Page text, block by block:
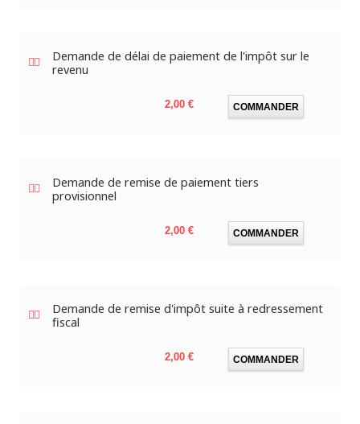
Demande de délai de paiement de l'impôt sur le
revenu
Prix
2,00 € COMMANDER
Demande de remise de paiement tiers
provisionnel
Prix
2,00 € COMMANDER
Demande de remise d'impôt suite à redressement
fiscal
Prix
2,00 € COMMANDER